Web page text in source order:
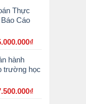
Thực
Cáo
₫
2.900.000₫
hành
trường học
₫